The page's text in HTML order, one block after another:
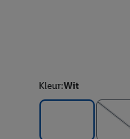
Kleur:Wit